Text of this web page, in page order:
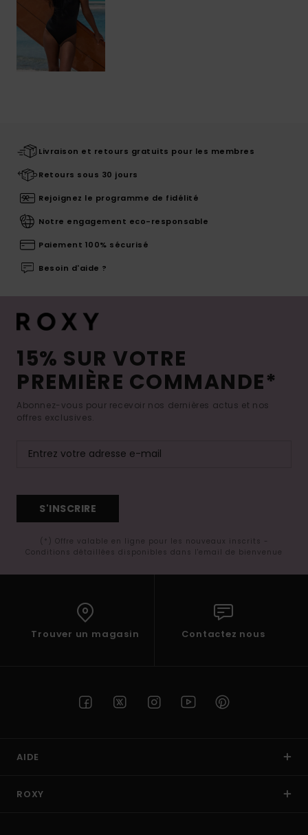
Livraison et retours gratuits pour les membres
Retours sous 30 jours
Rejoignez le programme de fidélité
Notre engagement eco-responsable
Paiement 100% sécurisé
Besoin d'aide ?
15% SUR VOTRE
PREMIÈRE COMMANDE*
Abonnez-vous pour recevoir nos dernières actus et nos
offres exclusives.
S'INSCRIRE
(*) Offre valable en ligne pour les nouveaux inscrits -
Conditions détaillées disponibles dans l'email de bienvenue
Trouver un magasin Contactez nous
AIDE
ROXY